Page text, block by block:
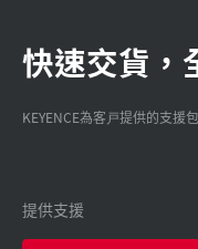
快速交貨，
KEYENCE為客戸提供的支援
提供支援